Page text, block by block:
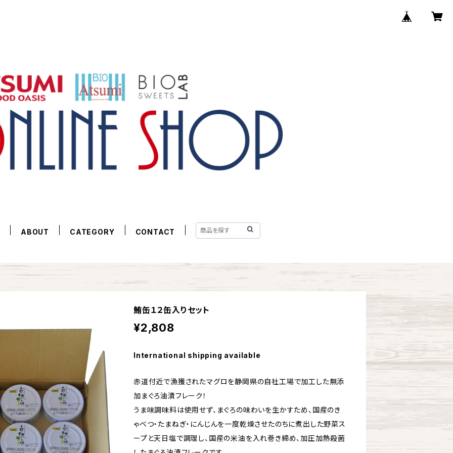
ABOUT CATEGORY CONTACT
鮪缶１２缶入りセット
¥2,808
International shipping available
赤道付近で漁獲されたマグロを静岡県の自社工場で加工した無添
加まぐろ油漬フレーク！
うま味調味料は使用せず、まぐろの味わいを生かすため、国産のき
ゃべつ・たまねぎ・にんじんを一度乾燥させたのちに煮出した野菜ス
ープと天日塩で調理し、国産の米油を入れ巻き締め、加圧加熱殺菌